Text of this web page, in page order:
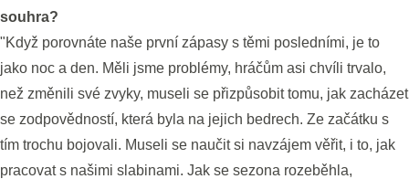
souhra?
"Když porovnáte naše první zápasy s těmi posledními, je to
jako noc a den. Měli jsme problémy, hráčům asi chvíli trvalo,
než změnili své zvyky, museli se přizpůsobit tomu, jak zacházet
se zodpovědností, která byla na jejich bedrech. Ze začátku s
tím trochu bojovali. Museli se naučit si navzájem věřit, i to, jak
pracovat s našimi slabinami. Jak se sezona rozeběhla,